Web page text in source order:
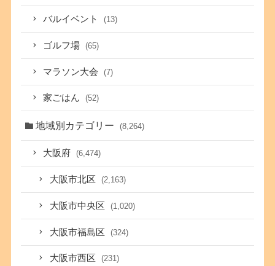
バルイベント (13)
ゴルフ場 (65)
マラソン大会 (7)
家ごはん (52)
地域別カテゴリー (8,264)
大阪府 (6,474)
大阪市北区 (2,163)
大阪市中央区 (1,020)
大阪市福島区 (324)
大阪市西区 (231)